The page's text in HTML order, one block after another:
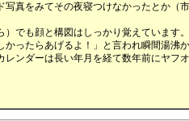
真をみてその夜寝つけなかったとか（
でも顔と構図はしっかり覚えています
ったらあげるよ！」と言われ瞬間湯沸
ンダーは長い年月を経て数年前にヤフ